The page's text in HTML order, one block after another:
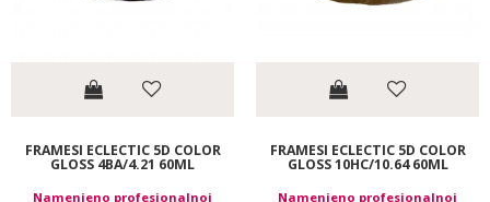
FRAMESI ECLECTIC 5D COLOR
GLOSS 4BA/4.21 60ML
Namenjeno profesionalnoj
FRAMESI ECLECTIC 5D COLOR
GLOSS 10HC/10.64 60ML
Namenjeno profesionalnoj